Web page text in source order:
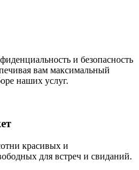
и безопасность
вам максимальный
наших услуг.
красивых и
для встреч и свиданий.